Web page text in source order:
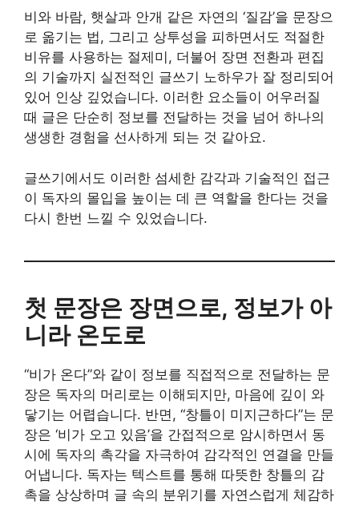
비와 바람, 햇살과 안개 같은 자연의 ‘질감’을 문장으
로 옮기는 법, 그리고 상투성을 피하면서도 적절한
비유를 사용하는 절제미, 더불어 장면 전환과 편집
의 기술까지 실전적인 글쓰기 노하우가 잘 정리되어
있어 인상 깊었습니다. 이러한 요소들이 어우러질
때 글은 단순히 정보를 전달하는 것을 넘어 하나의
생생한 경험을 선사하게 되는 것 같아요.
글쓰기에서도 이러한 섬세한 감각과 기술적인 접근
이 독자의 몰입을 높이는 데 큰 역할을 한다는 것을
다시 한번 느낄 수 있었습니다.
첫 문장은 장면으로, 정보가 아
니라 온도로
“비가 온다”와 같이 정보를 직접적으로 전달하는 문
장은 독자의 머리로는 이해되지만, 마음에 깊이 와
닿기는 어렵습니다. 반면, “창틀이 미지근하다”는 문
장은 ‘비가 오고 있음’을 간접적으로 암시하면서 동
시에 독자의 촉각을 자극하여 감각적인 연결을 만들
어냅니다. 독자는 텍스트를 통해 따뜻한 창틀의 감
촉을 상상하며 글 속의 분위기를 자연스럽게 체감하